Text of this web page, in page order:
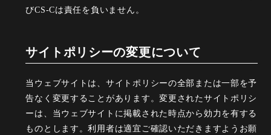
びCS-Cは責任を負いません。
サイトポリシーの変更について
当ウェブサイトは、サイトポリシーの全部または一部を予
告なく変更することがあります。変更されたサイトポリシ
ーは、当ウェブサイトに掲載された時点から効力を有する
ものとします。利用者は適宜ご確認いただきますようお願